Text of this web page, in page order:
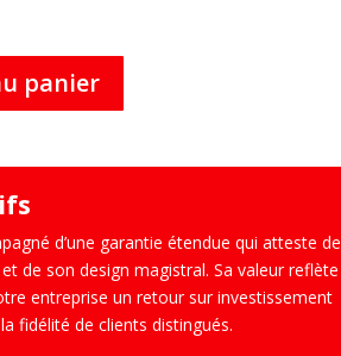
panier
d’une garantie étendue qui atteste de
de son design magistral. Sa valeur reflète
entreprise un retour sur investissement
fidélité de clients distingués.